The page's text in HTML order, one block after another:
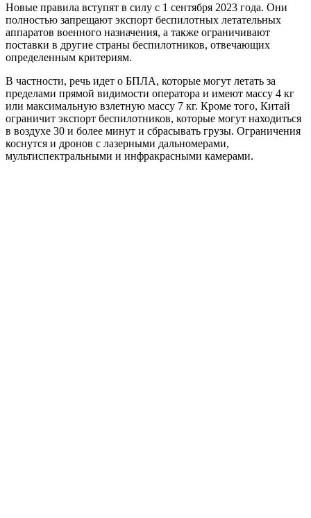
Новые правила вступят в силу с 1 сентября 2023 года. Они
полностью запрещают экспорт беспилотных летательных
аппаратов военного назначения, а также ограничивают
поставки в другие страны беспилотников, отвечающих
определенным критериям.
В частности, речь идет о БПЛА, которые могут летать за
пределами прямой видимости оператора и имеют массу 4 кг
или максимальную взлетную массу 7 кг. Кроме того, Китай
ограничит экспорт беспилотников, которые могут находиться
в воздухе 30 и более минут и сбрасывать грузы. Ограничения
коснутся и дронов с лазерными дальномерами,
мультиспектральными и инфракрасными камерами.